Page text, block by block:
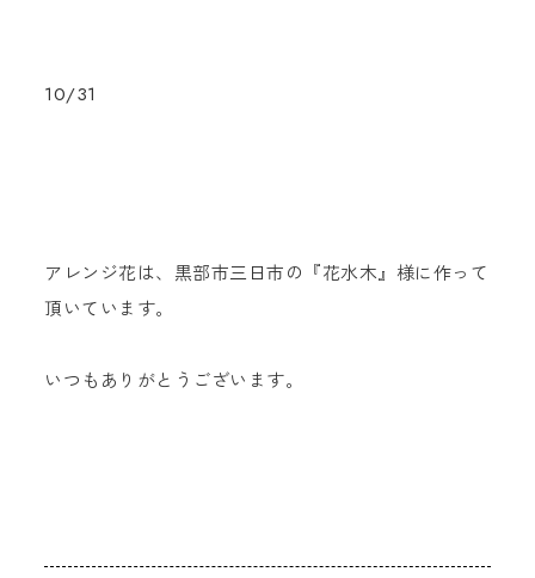
10/31
アレンジ花は、黒部市三日市の『花水木』様に作って
頂いています。
いつもありがとうございます。